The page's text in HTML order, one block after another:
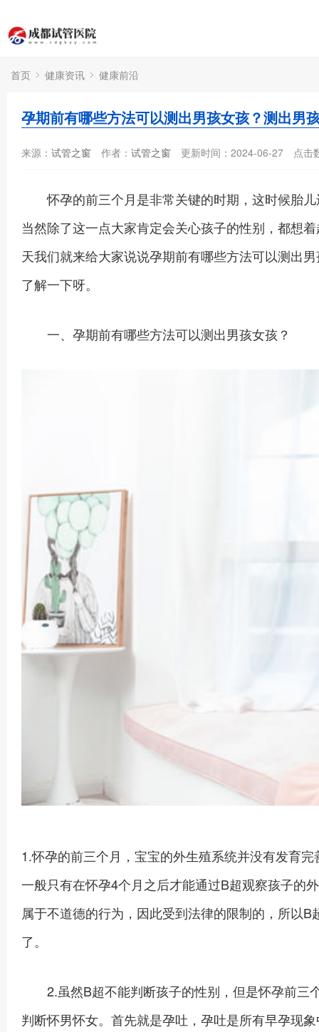
首页 健康资讯 健康前沿
孕期前有哪些方法可以测出男孩女孩？测出男
来源： 试管之窗 作者： 试管之窗 更新时间：2024-06-27 点击
怀孕的前三个月是非常关键的时期，这时候胎儿
当然除了这一点大家肯定会关心孩子的性别，都想
天我们就来给大家说说孕期前有哪些方法可以测出
了解一下呀。
一、孕期前有哪些方法可以测出男孩女孩？
1.怀孕的前三个月，宝宝的外生殖系统并没有发育
一般只有在怀孕4个月之后才能通过B超观察孩子的
属于不道德的行为，因此受到法律的限制的，所以
了。
2.虽然B超不能判断孩子的性别，但是怀孕前三
判断怀男怀女。首先就是孕吐，孕吐是所有早孕现